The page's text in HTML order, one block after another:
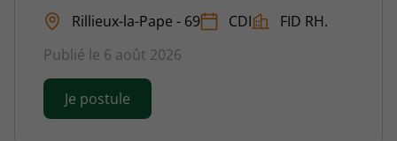
Rillieux-la-Pape - 69 CDI
FID RH.
Publié le 6 août 2026
Je postule